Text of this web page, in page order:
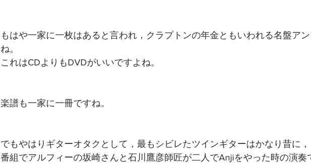
もはや一家に一枚はあると言われ，クラプトンの年金ともいわれる名盤ア
ね。
これはCDよりもDVDがいいですよね。
楽譜も一家に一冊ですね。
でもやはりギターオタクとして，最もシビレたツインギターはかなり昔に
番組でアルフィーの坂崎さんと石川鷹彦師匠が二人でAnjiをやった時の演奏